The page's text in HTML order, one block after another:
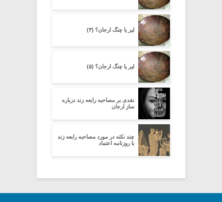
لیر یا چنگ ارجان؟ (۳)
لیر یا چنگ ارجان؟ (۵)
نقدی بر مصاحبه رابعه زند درباره
ساز ارجان
چند نکته در مورد مصاحبه رابعه زند
با روزنامه اعتماد